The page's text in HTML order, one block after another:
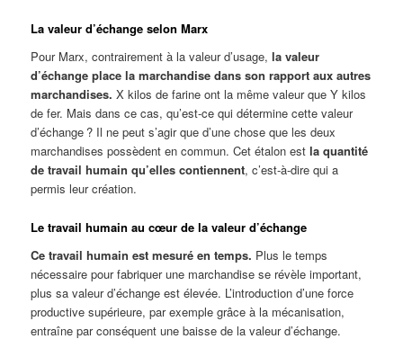
La valeur d’échange selon Marx
Pour Marx, contrairement à la valeur d’usage,la valeur
d’échange place la marchandise dans son rapport aux autres
marchandises. X kilos de farine ont la même valeur que Y kilos
de fer. Mais dans ce cas, qu’est-ce qui détermine cette valeur
d’échange ? Il ne peut s’agir que d’une chose que les deux
marchandises possèdent en commun. Cet étalon estla quantité
de travail humain qu’elles contiennent, c’est-à-dire qui a
permis leur création.
Le travail humain au cœur de la valeur d’échange
Ce travail humain est mesuré en temps. Plus le temps
nécessaire pour fabriquer une marchandise se révèle important,
plus sa valeur d’échange est élevée. L’introduction d’une force
productive supérieure, par exemple grâce à la mécanisation,
entraîne par conséquent une baisse de la valeur d’échange.